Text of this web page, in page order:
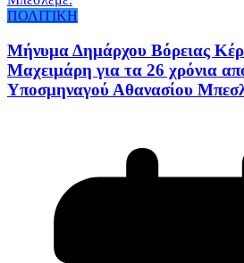
ΠΟΛΙΤΙΚΗ
Μήνυμα Δημάρχου Βόρειας
Μαχειμάρη για τα 26 χρόνια
Υποσμηναγού Αθανασίου